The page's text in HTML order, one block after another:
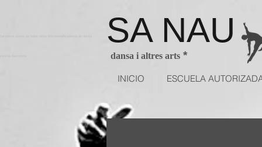
SA NAU
dansa i altres arts *
INICIO ESCUELA